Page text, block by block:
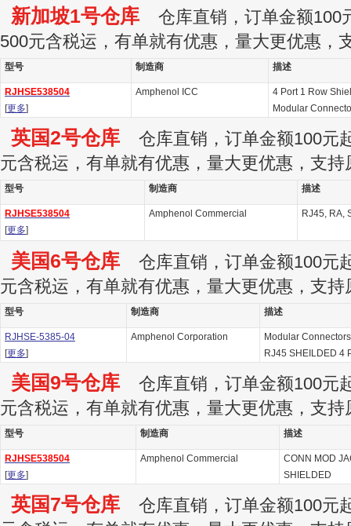
新加坡1号仓库 仓库直销，订单金额100
500元含税运，有单就有优惠，量大更优惠，
型号 制造商 描述
RJHSE538504
[更多]
Amphenol ICC
4 Port 1 Row
Modular
英国2号仓库 仓库直销，订单金额100元
元含税运，有单就有优惠，量大更优惠，支持
型号 制造商 描述
RJHSE538504
[更多]
Amphenol Commercial RJ45, RA,
美国6号仓库 仓库直销，订单金额100元
元含税运，有单就有优惠，量大更优惠，支持
型号 制造商 描述
RJHSE-5385-04
[更多]
Amphenol Corporation
Modular
RJ45 SHEILDED 4
美国9号仓库 仓库直销，订单金额100元
元含税运，有单就有优惠，量大更优惠，支持
型号 制造商 描述
RJHSE538504
[更多]
Amphenol Commercial
CONN MOD
SHIELDED
英国7号仓库 仓库直销，订单金额100元